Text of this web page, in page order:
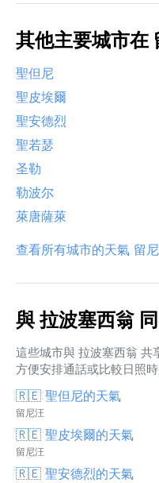
其他主要城市
聖但尼
聖皮埃爾
聖安德烈
聖若瑟
圣勒
勒波尔
萊唐薩萊
查看所有城市的天氣 留
與 拉波塞西翁
這些城市與 拉波塞西翁
方便安排通話或比較日照時
🇷🇪 聖但尼的天氣
留尼汪
🇷🇪 聖皮埃爾的天氣
留尼汪
🇷🇪 聖安德烈的天氣